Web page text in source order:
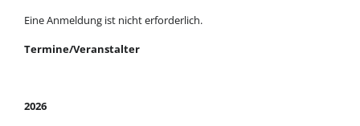
Eine Anmeldung ist nicht erforderlich.
Termine/Veranstalter
2026